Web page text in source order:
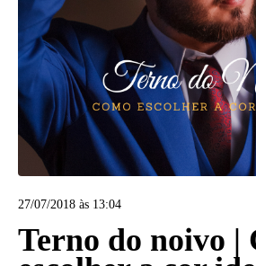
27/07/2018 às 13:04
Terno do noivo |